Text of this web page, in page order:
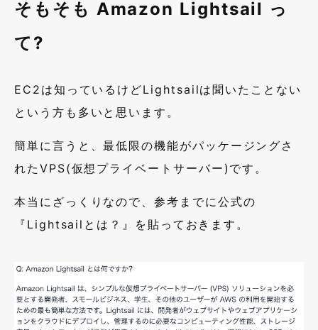
そもそも Amazon Lightsail っ
て ?
EC2 は知っているけど Lightsail は聞いたことない
という方も多いと思います。
簡単に言うと、最低限の機能がパッケージングさ
れた VPS(仮想プライベートサーバー)です。
本当にざっくりなので、参考までに公式の
『 Lightsail とは？』を貼っておきます。